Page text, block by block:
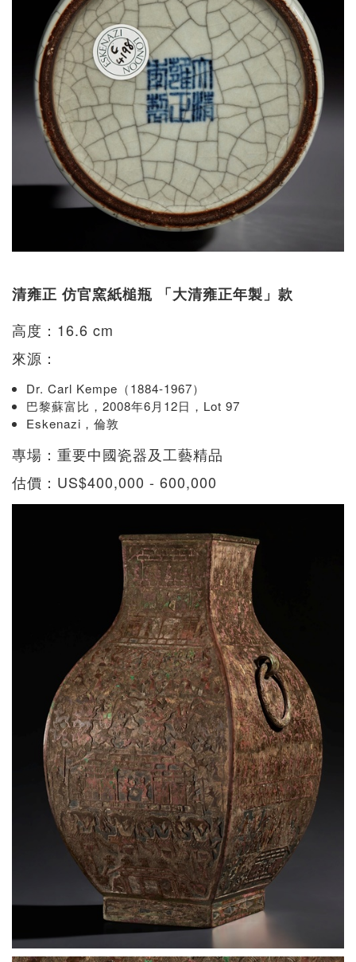
清雍正 仿官窯紙槌瓶 「大清雍正年製」款
高度：16.6 cm
來源：
Dr. Carl Kempe（1884-1967）
巴黎蘇富比，2008年6月12日，Lot 97
Eskenazi，倫敦
專場：重要中國瓷器及工藝精品
估價：US$400,000 - 600,000